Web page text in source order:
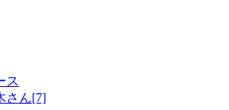
ス
さん[7]